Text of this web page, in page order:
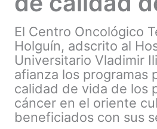
El Centro Oncológico
Holguín, adscrito al
Universitario Vladimir
afianza los programas
calidad de vida de los
cáncer en el oriente
beneficiados con sus